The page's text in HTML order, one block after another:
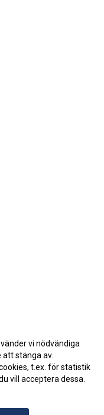
vi nödvändiga
stänga av.
t.ex. för statistik
vill acceptera dessa.